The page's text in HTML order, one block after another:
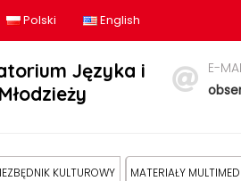
Polski English
Języka i
E-
KULTUROWY MATERIAŁY